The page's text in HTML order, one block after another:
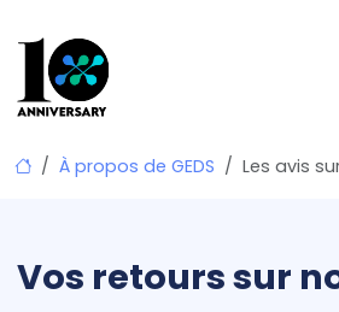
Skip
À propos de GEDS Les avis
Vos retours sur